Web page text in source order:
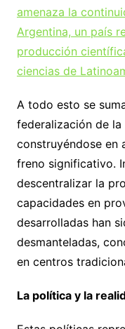
amenaza la
Argentina, un país
producción
ciencias de
A todo esto se
federalización de la
construyéndose en
freno significativo.
descentralizar la
capacidades en
desarrolladas han
desmanteladas,
en centros
La política y la